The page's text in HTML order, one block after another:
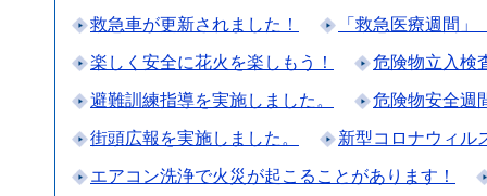
救急車が更新されました！ 「救急医療週間
楽しく安全に花火を楽しもう！ 危険物立入検
避難訓練指導を実施しました。 危険物安全週
街頭広報を実施しました。 新型コロナウィル
エアコン洗浄で火災が起こることがあります！